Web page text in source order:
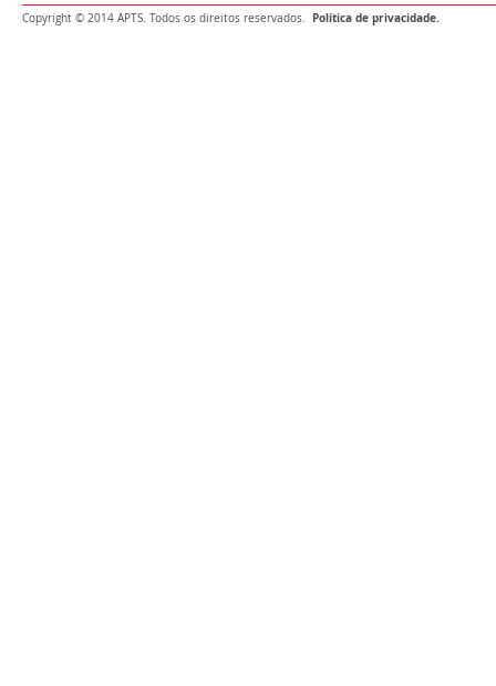
Copyright © 2014 APTS. Todos os direitos reservados. Política de privacidade.